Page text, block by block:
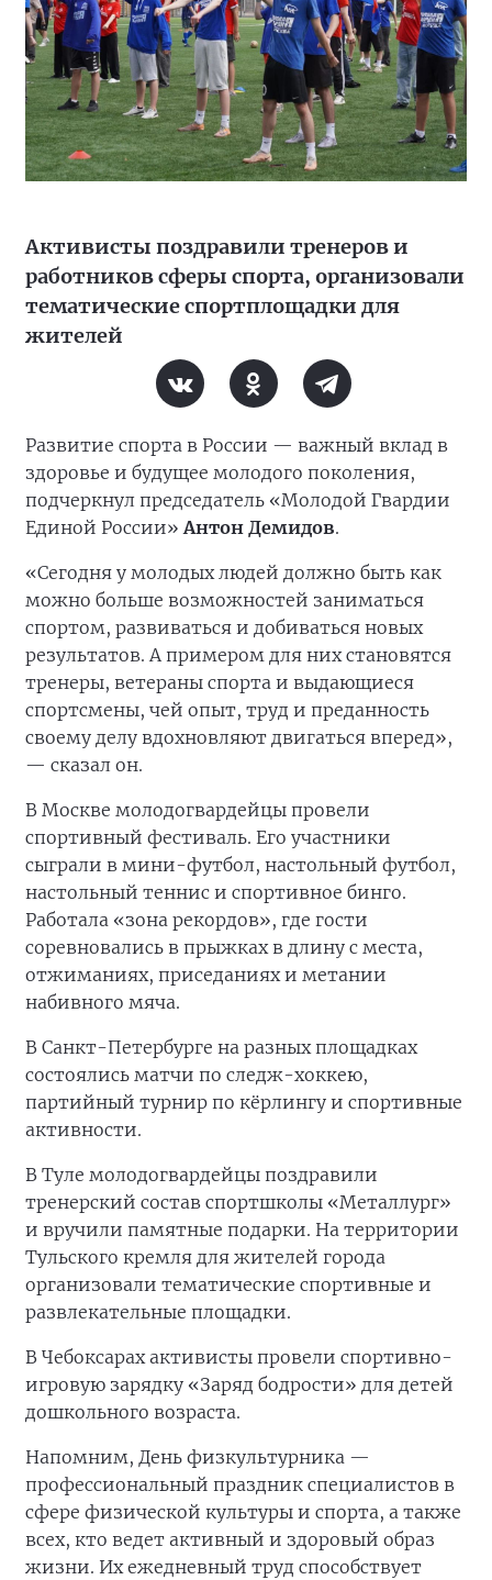
Активисты поздравили тренеров и
работников сферы спорта, организовали
тематические спортплощадки для
жителей
Развитие спорта в России — важный вклад в
здоровье и будущее молодого поколения,
подчеркнул председатель «Молодой Гвардии
Единой России»Антон Демидов.
«Сегодня у молодых людей должно быть как
можно больше возможностей заниматься
спортом, развиваться и добиваться новых
результатов. А примером для них становятся
тренеры, ветераны спорта и выдающиеся
спортсмены, чей опыт, труд и преданность
своему делу вдохновляют двигаться вперед»,
— сказал он.
В Москве молодогвардейцы провели
спортивный фестиваль. Его участники
сыграли в мини-футбол, настольный футбол,
настольный теннис и спортивное бинго.
Работала «зона рекордов», где гости
соревновались в прыжках в длину с места,
отжиманиях, приседаниях и метании
набивного мяча.
В Санкт-Петербурге на разных площадках
состоялись матчи по следж-хоккею,
партийный турнир по кёрлингу и спортивные
активности.
В Туле молодогвардейцы поздравили
тренерский состав спортшколы «Металлург»
и вручили памятные подарки. На территории
Тульского кремля для жителей города
организовали тематические спортивные и
развлекательные площадки.
В Чебоксарах активисты провели спортивно-
игровую зарядку «Заряд бодрости» для детей
дошкольного возраста.
Напомним, День физкультурника —
профессиональный праздник специалистов в
сфере физической культуры и спорта, а также
всех, кто ведет активный и здоровый образ
жизни. Их ежедневный труд способствует